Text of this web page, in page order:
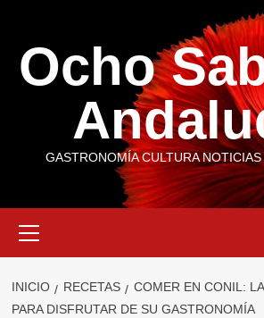
contenido
Ocho
GASTRONOMÍA CULTURA
primario
INICIO RECETAS
COMER EN CONIL:
PARA DISFRUTAR DE SU GASTRONOMÍA